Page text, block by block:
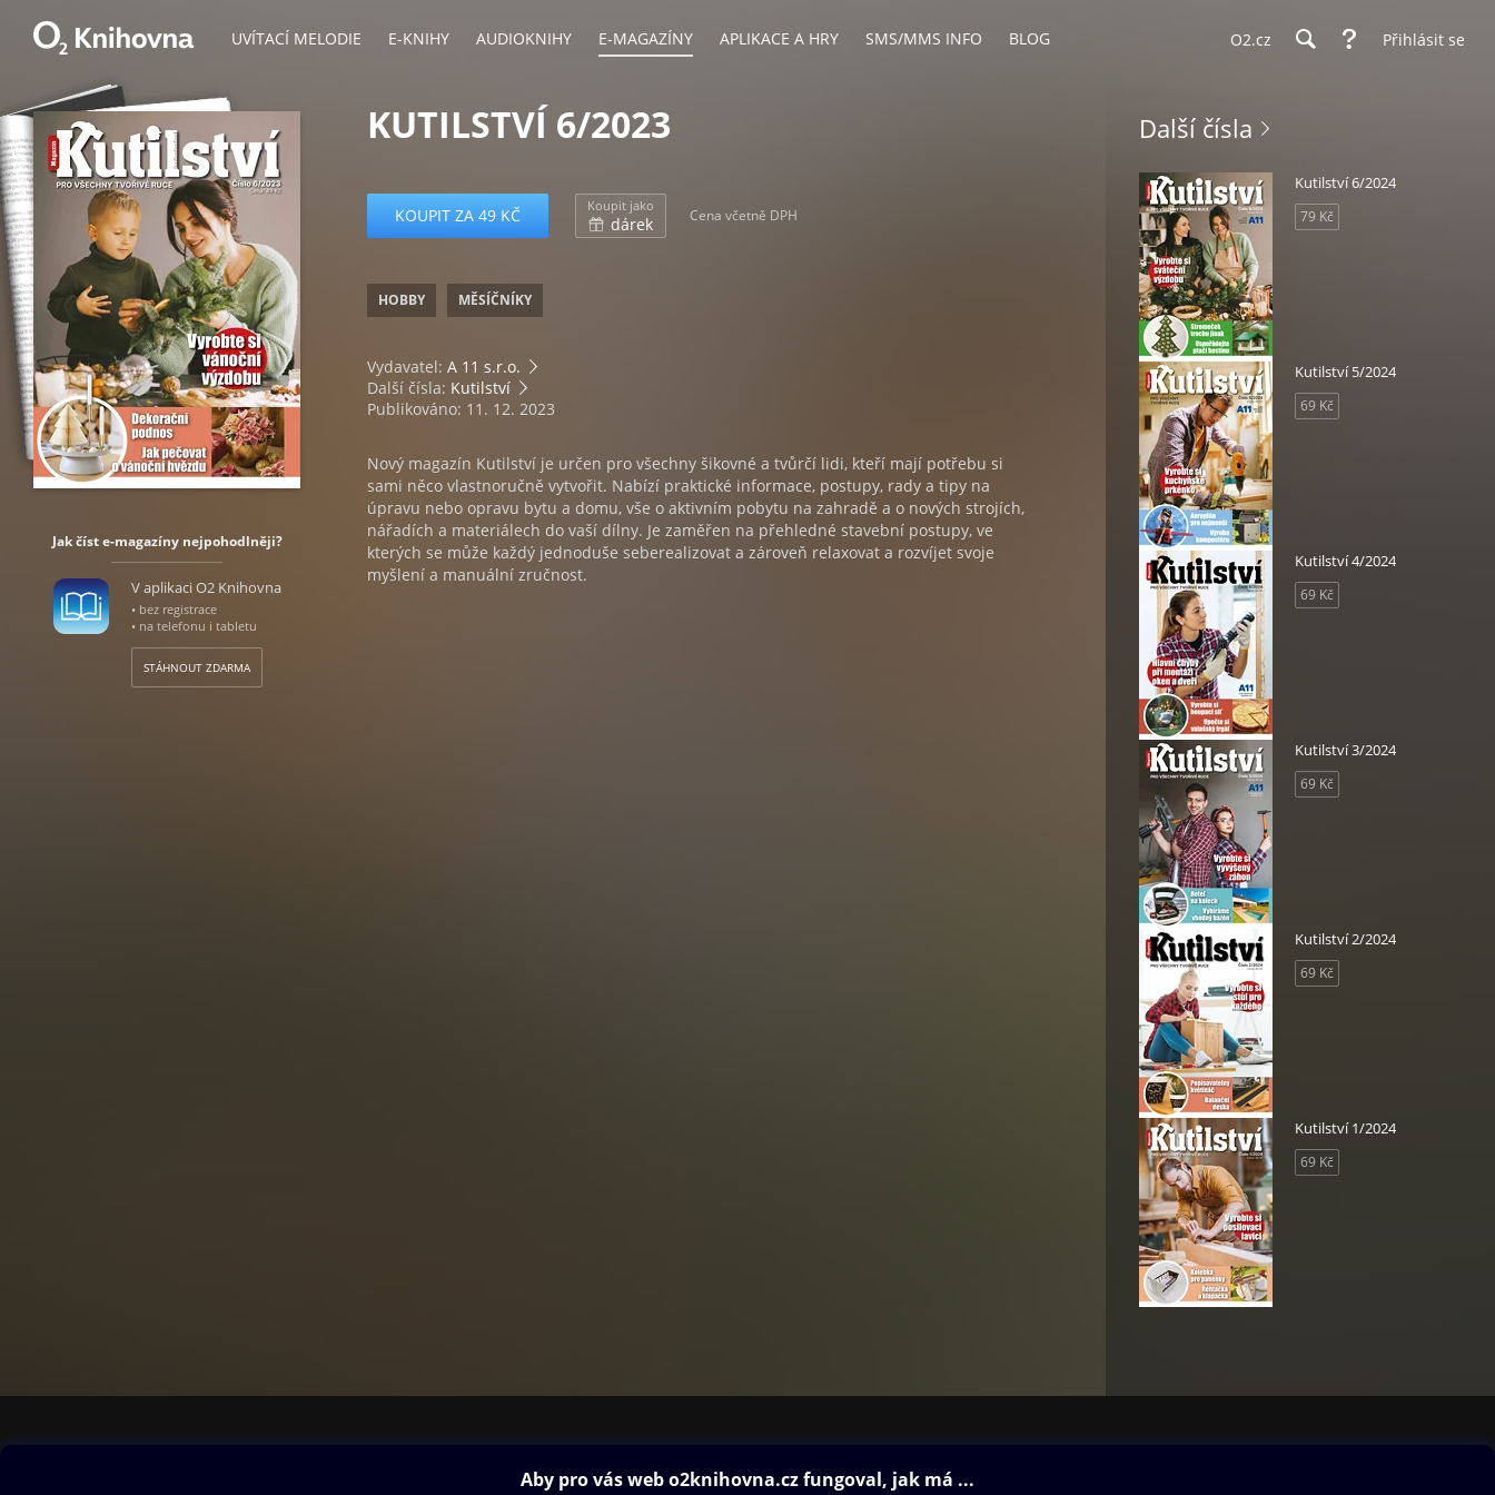
UVÍTACÍ MELODIE E-KNIHY AUDIOKNIHY E-MAGAZÍNY APLIKACE A HRY SMS/MMS INFO BLOG O2.cz Přihlásit se
Jak číst e-magazíny nejpohodlněji?
V aplikaci O2 Knihovna
• bez registrace
• na telefonu i tabletu
STÁHNOUT ZDARMA
KUTILSTVÍ 6/2023
KOUPIT ZA 49 KČ Koupit jako
dárek Cena včetně DPH
HOBBY MĚSÍČNÍKY
Vydavatel: A 11 s.r.o.
Další čísla: Kutilství
Publikováno: 11. 12. 2023
Nový magazín Kutilství je určen pro všechny šikovné a tvůrčí lidi, kteří mají potřebu si
sami něco vlastnoručně vytvořit. Nabízí praktické informace, postupy, rady a tipy na
úpravu nebo opravu bytu a domu, vše o aktivním pobytu na zahradě a o nových strojích,
nářadích a materiálech do vaší dílny. Je zaměřen na přehledné stavební postupy, ve
kterých se může každý jednoduše seberealizovat a zároveň relaxovat a rozvíjet svoje
myšlení a manuální zručnost.
Další čísla
Kutilství 6/2024
79 Kč
Kutilství 5/2024
69 Kč
Kutilství 4/2024
69 Kč
Kutilství 3/2024
69 Kč
Kutilství 2/2024
69 Kč
Kutilství 1/2024
69 Kč